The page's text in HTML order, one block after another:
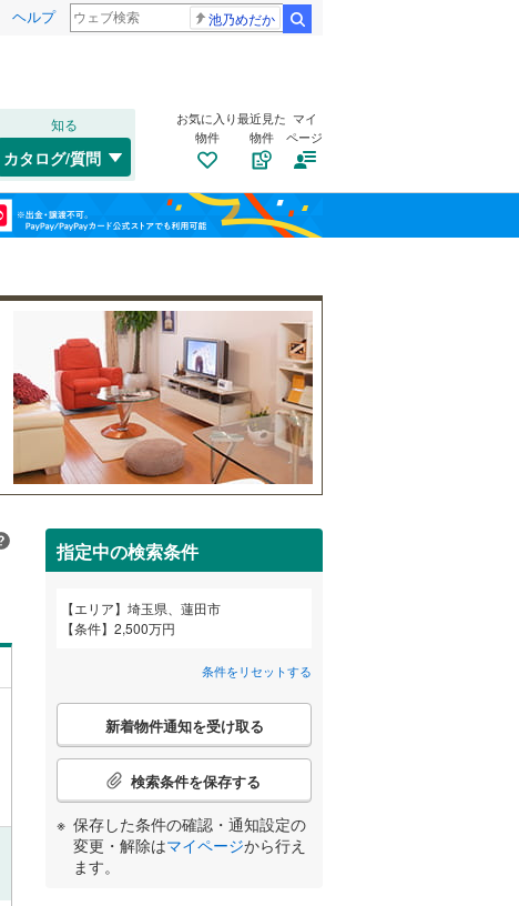
ヘルプ 池乃めだか
知る
カタログ/質問
お気に入り
物件
最近見た
物件
マイ
ページ
指定中の検索条件
エリア
埼玉県、蓮田市
条件
2,500万円
条件をリセットする
こ
検
条
件
新着物件通知を受け取る
検索条件を保存する
保存した条件の確認・通知設定の
変更・解除はマイページから行え
ます。
福島
和歌山
鹿児島
条件をリセットする
大宮区(21)
桜区(26)
川口市(180)
所沢市(57)
本庄市(8)
深谷市(8)
入間市(61)
(21)
富士見市(23)
坂戸市(14)
日高市 ( 0)
条件をリセットする
条件をリセットする
高崎線(0)
武蔵野線(0)
山形新幹線(0)
つくばエクスプレス(0)
東武野田線(0)
西武池袋線(0)
西武狭山線(0)
条件をリセットする
条件をリセットする
自転車置き場（
バイク置き場 （0）
防犯カメラ（0）
2階以上（2）
最上階（1）
制震構造（0）
低層マンション（4階建て以
下）（0
条件をリセットする